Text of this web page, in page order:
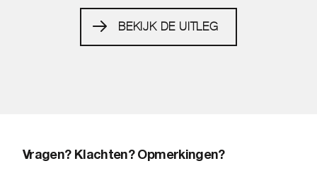
BEKIJK DE UITLEG
Vragen? Klachten? Opmerkingen?